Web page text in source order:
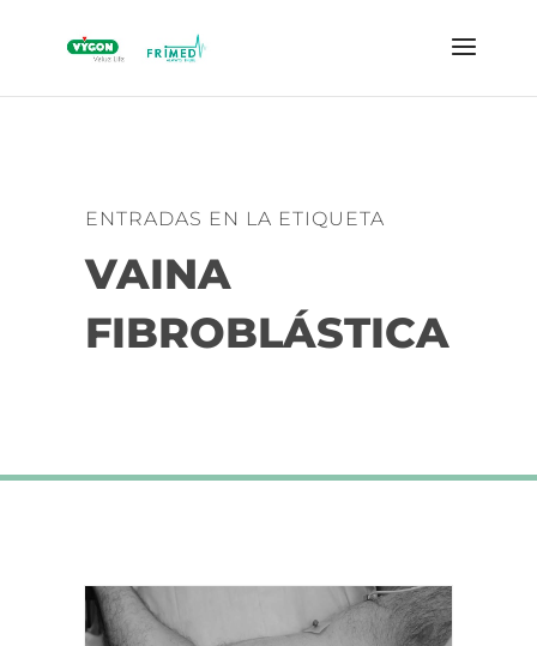
ENTRADAS EN LA ETIQUETA
VAINA
FIBROBLÁSTICA